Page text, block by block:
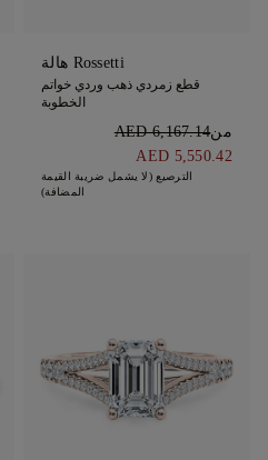
Rossetti هالة
قطع زمردي ذهب وردي خواتم
الخطوبة
منAED 6,167.14
AED 5,550.42
الترصيع (لا يشمل ضريبة القيمة
المضافة)